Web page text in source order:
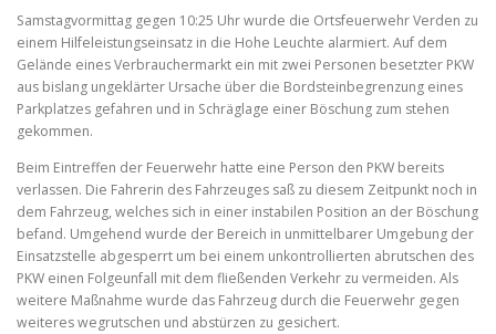
Samstagvormittag gegen 10:25 Uhr wurde die Ortsfeuerwehr Verden zu
einem Hilfeleistungseinsatz in die Hohe Leuchte alarmiert. Auf dem
Gelände eines Verbrauchermarkt ein mit zwei Personen besetzter PKW
aus bislang ungeklärter Ursache über die Bordsteinbegrenzung eines
Parkplatzes gefahren und in Schräglage einer Böschung zum stehen
gekommen.
Beim Eintreffen der Feuerwehr hatte eine Person den PKW bereits
verlassen. Die Fahrerin des Fahrzeuges saß zu diesem Zeitpunkt noch in
dem Fahrzeug, welches sich in einer instabilen Position an der Böschung
befand. Umgehend wurde der Bereich in unmittelbarer Umgebung der
Einsatzstelle abgesperrt um bei einem unkontrollierten abrutschen des
PKW einen Folgeunfall mit dem fließenden Verkehr zu vermeiden. Als
weitere Maßnahme wurde das Fahrzeug durch die Feuerwehr gegen
weiteres wegrutschen und abstürzen zu gesichert.